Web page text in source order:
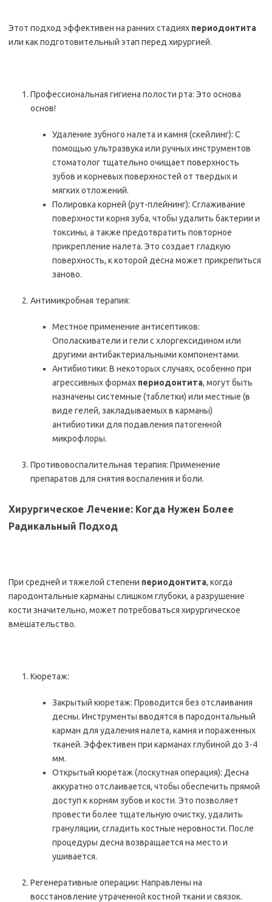
Этот подход эффективен на ранних стадиях периодонтита
или как подготовительный этап перед хирургией.
Профессиональная гигиена полости рта: Это основа
основ!
Удаление зубного налета и камня (скейлинг): С
помощью ультразвука или ручных инструментов
стоматолог тщательно очищает поверхность
зубов и корневых поверхностей от твердых и
мягких отложений.
Полировка корней (рут-плейнинг): Сглаживание
поверхности корня зуба, чтобы удалить бактерии и
токсины, а также предотвратить повторное
прикрепление налета. Это создает гладкую
поверхность, к которой десна может прикрепиться
заново.
Антимикробная терапия:
Местное применение антисептиков:
Ополаскиватели и гели с хлоргексидином или
другими антибактериальными компонентами.
Антибиотики: В некоторых случаях, особенно при
агрессивных формах периодонтита, могут быть
назначены системные (таблетки) или местные (в
виде гелей, закладываемых в карманы)
антибиотики для подавления патогенной
микрофлоры.
Противовоспалительная терапия: Применение
препаратов для снятия воспаления и боли.
Хирургическое Лечение: Когда Нужен Более
Радикальный Подход
При средней и тяжелой степени периодонтита, когда
пародонтальные карманы слишком глубоки, а разрушение
кости значительно, может потребоваться хирургическое
вмешательство.
Кюретаж:
Закрытый кюретаж: Проводится без отслаивания
десны. Инструменты вводятся в пародонтальный
карман для удаления налета, камня и пораженных
тканей. Эффективен при карманах глубиной до 3-4
мм.
Открытый кюретаж (лоскутная операция): Десна
аккуратно отслаивается, чтобы обеспечить прямой
доступ к корням зубов и кости. Это позволяет
провести более тщательную очистку, удалить
грануляции, сгладить костные неровности. После
процедуры десна возвращается на место и
ушивается.
Регенеративные операции: Направлены на
восстановление утраченной костной ткани и связок.